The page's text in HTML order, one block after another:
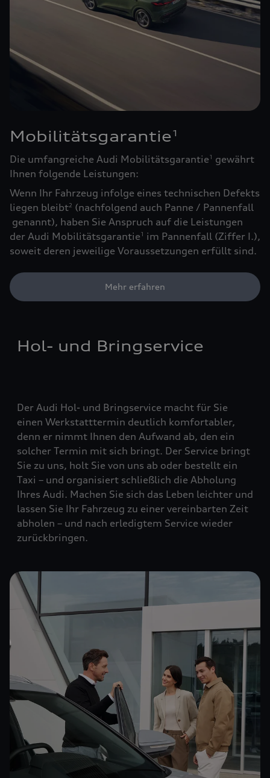
Mobilitätsgarantie1
Die umfangreiche Audi Mobilitätsgarantie1
gewährt
Ihnen folgende Leistungen:
Wenn Ihr Fahrzeug infolge eines technischen Defekts
liegen bleibt2 (nachfolgend auch Panne / Pannenfall
genannt), haben Sie Anspruch auf die Leistungen
der Audi Mobilitätsgarantie1
im Pannenfall (Ziffer I.),
soweit deren jeweilige Voraussetzungen erfüllt sind.
Mehr erfahren
Hol- und Bringservice
Der Audi Hol- und Bringservice macht für Sie
einen Werkstatttermin deutlich komfortabler,
denn er nimmt Ihnen den Aufwand ab, den ein
solcher Termin mit sich bringt. Der Service bringt
Sie zu uns, holt Sie von uns ab oder bestellt ein
Taxi – und organisiert schließlich die Abholung
Ihres Audi. Machen Sie sich das Leben leichter und
lassen Sie Ihr Fahrzeug zu einer vereinbarten Zeit
abholen – und nach erledigtem Service wieder
zurückbringen.